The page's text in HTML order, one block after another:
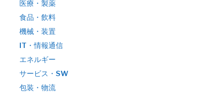
医療・製薬
食品・飲料
機械・装置
IT・情報通信
エネルギー
サービス・SW
包装・物流